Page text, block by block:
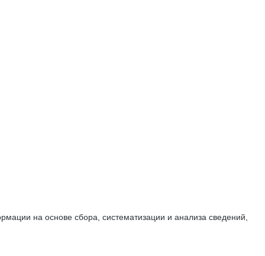
на основе сбора, систематизации и анализа сведений,